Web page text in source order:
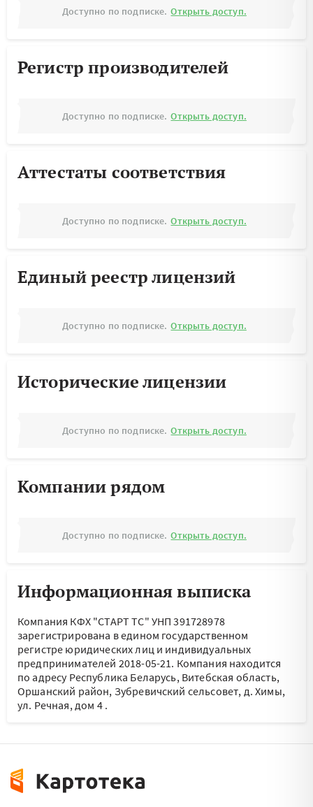
Доступно по подписке. Открыть доступ.
Регистр производителей
Доступно по подписке. Открыть доступ.
Аттестаты соответствия
Доступно по подписке. Открыть доступ.
Единый реестр лицензий
Доступно по подписке. Открыть доступ.
Исторические лицензии
Доступно по подписке. Открыть доступ.
Компании рядом
Доступно по подписке. Открыть доступ.
Информационная выписка
Компания КФХ "СТАРТ ТС" УНП 391728978
зарегистрирована в едином государственном
регистре юридических лиц и индивидуальных
предпринимателей 2018-05-21. Компания находится
по адресу Республика Беларусь, Витебская область,
Оршанский район, Зубревичский сельсовет, д. Химы,
ул. Речная, дом 4.